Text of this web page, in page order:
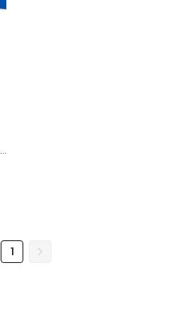
Mondial Pista Uyumlu Batarya (Standart Kapasite) LiFePO4 72V 26Ah Elektrikli Motorsiklet Bataryası
1